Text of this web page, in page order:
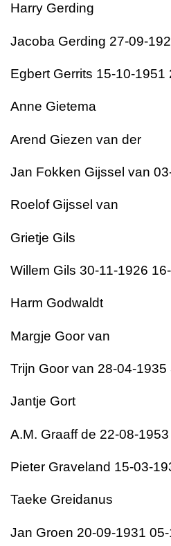
Harry Gerding
Jacoba Gerding 27-09-
Egbert Gerrits 15-10-1951
Anne Gietema
Arend Giezen van der
Jan Fokken Gijssel van
Roelof Gijssel van
Grietje Gils
Willem Gils 30-11-1926
Harm Godwaldt
Margje Goor van
Trijn Goor van 28-04-1935
Jantje Gort
A.M. Graaff de 22-08-
Pieter Graveland 15-03-
Taeke Greidanus
Jan Groen 20-09-1931